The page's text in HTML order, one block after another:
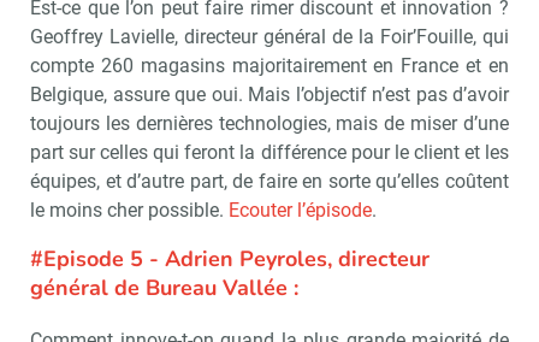
Est-ce que l’on peut faire rimer discount et innovation ?
Geoffrey Lavielle, directeur général de la Foir’Fouille, qui
compte 260 magasins majoritairement en France et en
Belgique, assure que oui. Mais l’objectif n’est pas d’avoir
toujours les dernières technologies, mais de miser d’une
part sur celles qui feront la différence pour le client et les
équipes, et d’autre part, de faire en sorte qu’elles coûtent
le moins cher possible. Ecouter l’épisode.
#Episode 5 - Adrien Peyroles, directeur
général de Bureau Vallée :